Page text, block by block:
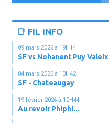
📑 FIL INFO
09 mars 2026 à 19H14
SF vs Nohanent Puy Valeix
04 mars 2026 à 10H42
SF - Chateaugay
19 février 2026 à 12H44
Au revoir Phiphi...